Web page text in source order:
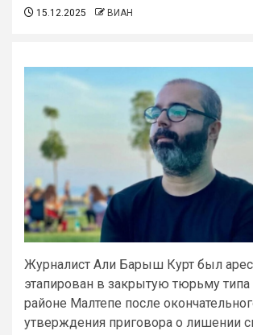
15.12.2025 ВИАН
Журналист Али Барыш Курт был
этапирован в закрытую тюрьму
районе Малтепе после
утверждения приговора о лишении